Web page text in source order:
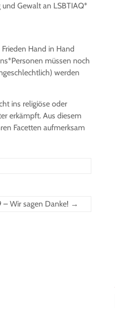
Gewalt an LSBTIAQ*
Hand in Hand
müssen noch
werden
ins religiöse oder
erkämpft. Aus diesem
Facetten aufmerksam
– Wir sagen Danke! →